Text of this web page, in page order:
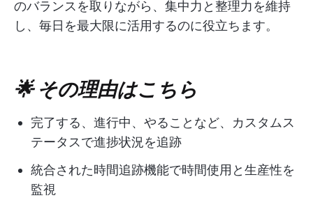
のバランスを取りながら、集中力と整理力を維持
し、毎日を最大限に活用するのに役立ちます。
🌟 その理由はこちら
完了する、進行中、やることなど、カスタムス
テータスで進捗状況を追跡
統合された時間追跡機能で時間使用と生産性を
監視